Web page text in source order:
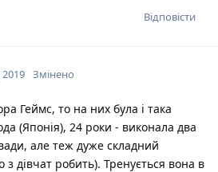
Відповісти
2019 Змінено
Геймс, то на них була і така
(Японія), 24 роки - виконала два
але теж дуже складний
дівчат робить). Тренується вона в